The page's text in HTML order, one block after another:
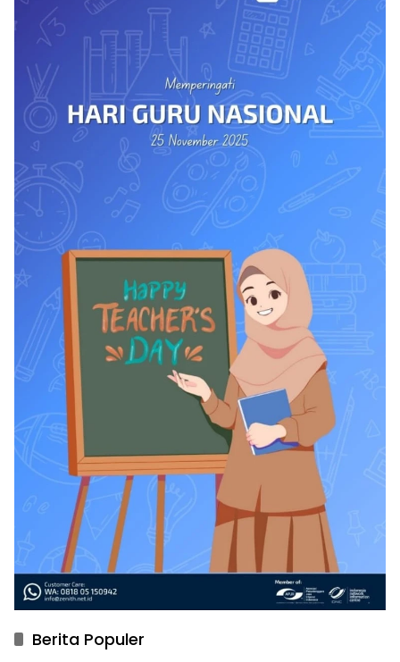
Berita Populer